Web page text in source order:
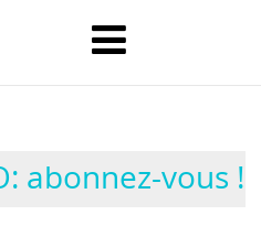
abonnez-vous !